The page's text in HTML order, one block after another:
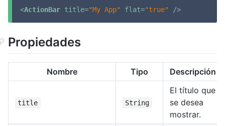
<ActionBar title="My App" flat="true" />
Propiedades
Nombre Tipo Descripción
title String
El título que
se desea
mostrar.